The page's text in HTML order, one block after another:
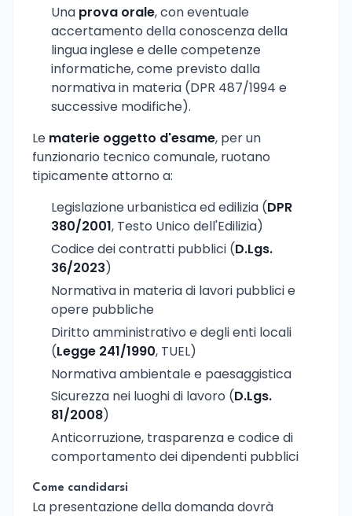
Una prova orale, con eventuale
accertamento della conoscenza della
lingua inglese e delle competenze
informatiche, come previsto dalla
normativa in materia (DPR 487/1994 e
successive modifiche).
Le materie oggetto d'esame, per un
funzionario tecnico comunale, ruotano
tipicamente attorno a:
Legislazione urbanistica ed edilizia (DPR
380/2001, Testo Unico dell'Edilizia)
Codice dei contratti pubblici (D.Lgs.
36/2023)
Normativa in materia di lavori pubblici e
opere pubbliche
Diritto amministrativo e degli enti locali
(Legge 241/1990, TUEL)
Normativa ambientale e paesaggistica
Sicurezza nei luoghi di lavoro (D.Lgs.
81/2008)
Anticorruzione, trasparenza e codice di
comportamento dei dipendenti pubblici
Come candidarsi
La presentazione della domanda dovrà